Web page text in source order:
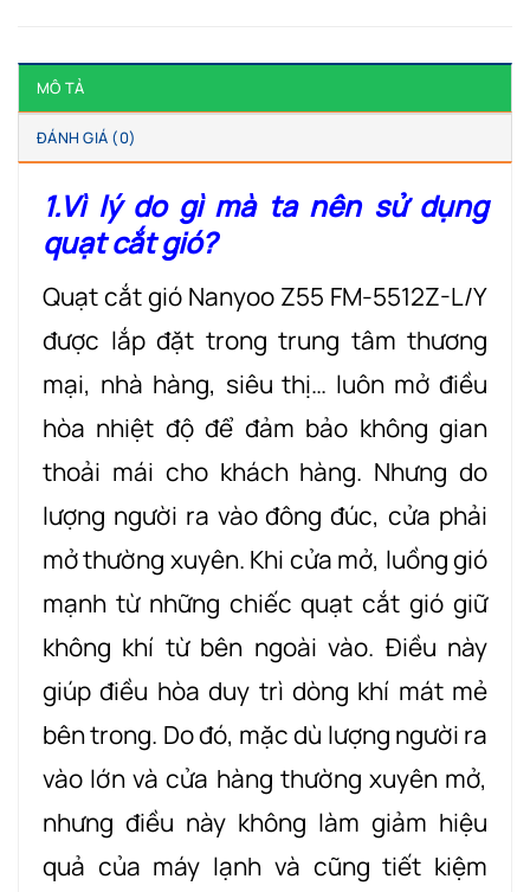
MÔ TẢ
ĐÁNH GIÁ (0)
1.Vì lý do gì mà ta nên sử dụng
quạt cắt gió?
Quạt cắt gió Nanyoo Z55 FM-5512Z-L/Y
được lắp đặt trong trung tâm thương
mại, nhà hàng, siêu thị… luôn mở điều
hòa nhiệt độ để đảm bảo không gian
thoải mái cho khách hàng. Nhưng do
lượng người ra vào đông đúc, cửa phải
mở thường xuyên. Khi cửa mở, luồng gió
mạnh từ những chiếc quạt cắt gió giữ
không khí từ bên ngoài vào. Điều này
giúp điều hòa duy trì dòng khí mát mẻ
bên trong. Do đó, mặc dù lượng người ra
vào lớn và cửa hàng thường xuyên mở,
nhưng điều này không làm giảm hiệu
quả của máy lạnh và cũng tiết kiệm